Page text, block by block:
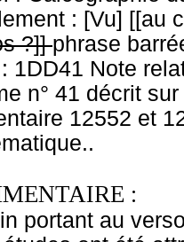
: [Vu] [[au
?]]phrase
1DD41 Note
n° 41 décrit
12552 et
:
portant au